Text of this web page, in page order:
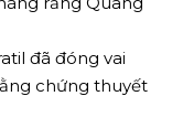
đã đóng vai
chứng thuyết